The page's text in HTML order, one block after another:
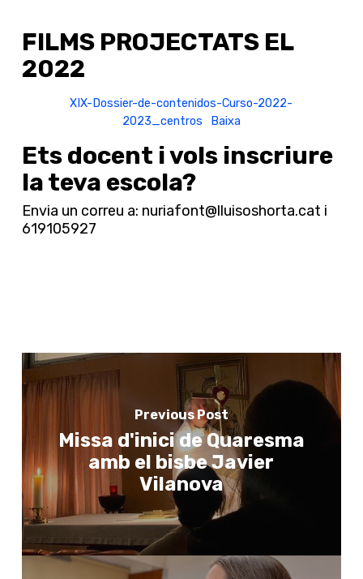
FILMS PROJECTATS EL
2022
XIX-Dossier-de-contenidos-Curso-2022-
2023_centros
Baixa
Ets docent i vols inscriure
la teva escola?
Envia un correu a: nuriafont@lluisoshorta.cat i
619105927
Previous Post
Missa d'inici de Quaresma
amb el bisbe Javier
Vilanova